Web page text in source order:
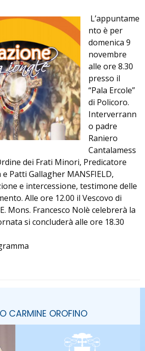
L’appuntame
nto è per
domenica 9
novembre
alle ore 8.30
presso il
“Pala Ercole”
di Policoro.
Interverrann
o padre
Raniero
Cantalamess
dei Frati Minori, Predicatore
Patti Gallagher MANSFIELD,
e intercessione, testimone delle
Alle ore 12.00 il Vescovo di
Mons. Francesco Nolè celebrerà la
si concluderà alle ore 18.30
CARMINE OROFINO